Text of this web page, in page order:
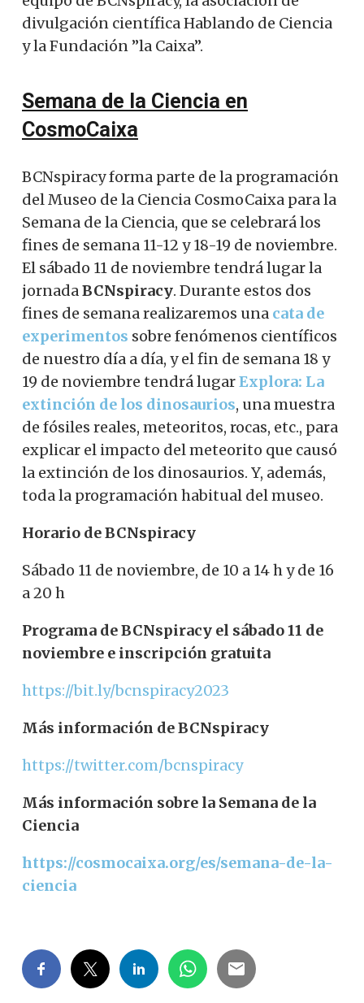
divulgación científica Hablando de Ciencia
y la Fundación ”la Caixa”.
Semana de la Ciencia en
CosmoCaixa
BCNspiracy forma parte de la programación
del Museo de la Ciencia CosmoCaixa para la
Semana de la Ciencia, que se celebrará los
fines de semana 11-12 y 18-19 de noviembre.
El sábado 11 de noviembre tendrá lugar la
jornadaBCNspiracy. Durante estos dos
fines de semana realizaremos una cata de
experimentos sobre fenómenos científicos
de nuestro día a día, y el fin de semana 18 y
19 de noviembre tendrá lugarExplora: La
extinción de los dinosaurios, una muestra
de fósiles reales, meteoritos, rocas, etc., para
explicar el impacto del meteorito que causó
la extinción de los dinosaurios. Y, además,
toda la programación habitual del museo.
Horario de BCNspiracy
Sábado 11 de noviembre, de 10 a 14 h y de 16
a 20 h
Programa de BCNspiracy el sábado 11 de
noviembre e inscripción gratuita
https://bit.ly/bcnspiracy2023
Más información de BCNspiracy
https://twitter.com/bcnspiracy
Más información sobre la Semana de la
Ciencia
https://cosmocaixa.org/es/semana-de-la-
ciencia